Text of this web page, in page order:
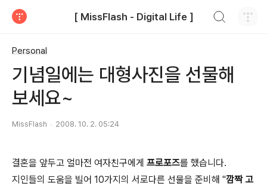
[ MissFlash - Digital Life ]
Personal
기념일에는 대형사진을 선물해
보세요~
MissFlash 2008. 10. 2. 05:24
결혼을 앞두고 얼마전 여자친구에게 프로포즈를 했습니다.
지인들의 도움을 빌어 10가지의 서로다른 선물을 준비해 "깜짝 고